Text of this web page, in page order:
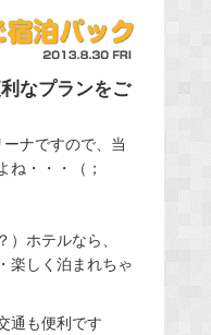
なプランをご
ナですので、当
ね・・・（；
）ホテルなら、
楽しく泊まれちゃ
通も便利です